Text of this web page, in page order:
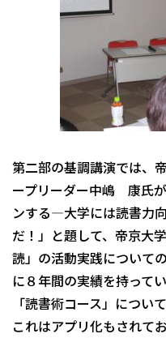
第二部の基調講演では、
ープリーダー中嶋 康氏
ンする―大学には読書力
だ！」と題して、帝京大
読」の活動実践について
に８年間の実績を持って
「読書術コース」につい
これはアプリ化もされて